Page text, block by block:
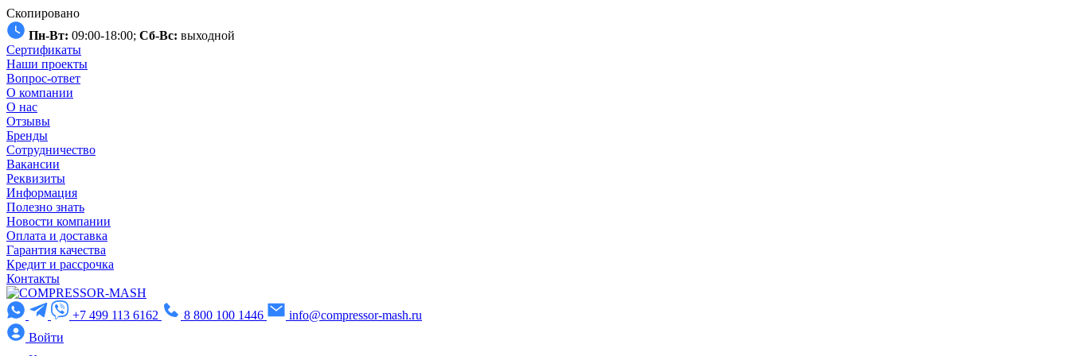
Скопировано
Пн-Вт: 09:00-18:00; Сб-Вс: выходной
Сертификаты
Наши проекты
Вопрос-ответ
О компании
О нас
Отзывы
Бренды
Сотрудничество
Вакансии
Реквизиты
Информация
Полезно знать
Новости компании
Оплата и доставка
Гарантия качества
Кредит и рассрочка
Контакты
+7 499 113 6162 8 800 100 1446
info@compressor-mash.ru
Войти